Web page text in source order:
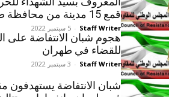
قمع 15 مدينة من محافظة طهران
Staff Writer
- 5 سبتمبر 2022
هجوم شبان الانتفاضة على
للقضاء في طهران
Staff Writer
- 3 سبتمبر 2022
شبان الانتفاضة يستهدفون